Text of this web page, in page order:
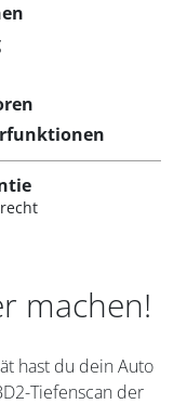
machen!
hast du dein Auto
Tiefenscan der